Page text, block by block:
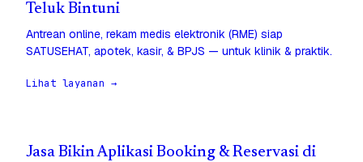
Teluk Bintuni
Antrean online, rekam medis elektronik (RME) siap
SATUSEHAT, apotek, kasir, & BPJS — untuk klinik & praktik.
Lihat layanan →
Jasa Bikin Aplikasi Booking & Reservasi di